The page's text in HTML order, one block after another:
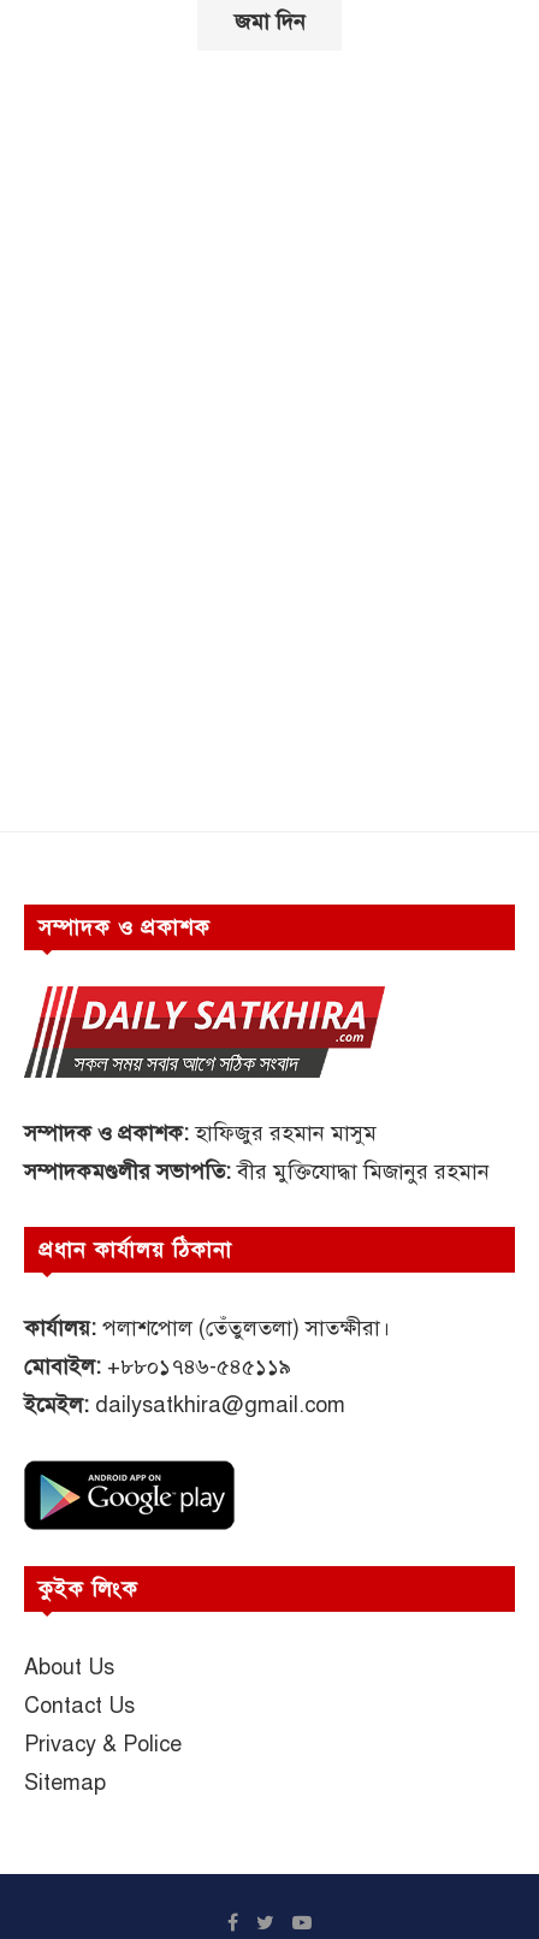
সম্পাদক ও প্রকাশক
সম্পাদক ও প্রকাশক:হাফিজুর রহমান মাসুম
সম্পাদকমণ্ডলীর সভাপতি:বীর মুক্তিযোদ্ধা মিজানুর রহমান
প্রধান কার্যালয় ঠিকানা
কার্যালয়: পলাশপোল (তেঁতুলতলা) সাতক্ষীরা।
মোবাইল: +৮৮০১৭৪৬-৫৪৫১১৯
ইমেইল: dailysatkhira@gmail.com
কুইক লিংক
About Us
Contact Us
Privacy & Police
Sitemap